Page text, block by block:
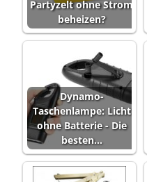
Partyzelt ohne Strom
beheizen?
Dynamo-
Taschenlampe: Licht
ohne Batterie - Die
besten…